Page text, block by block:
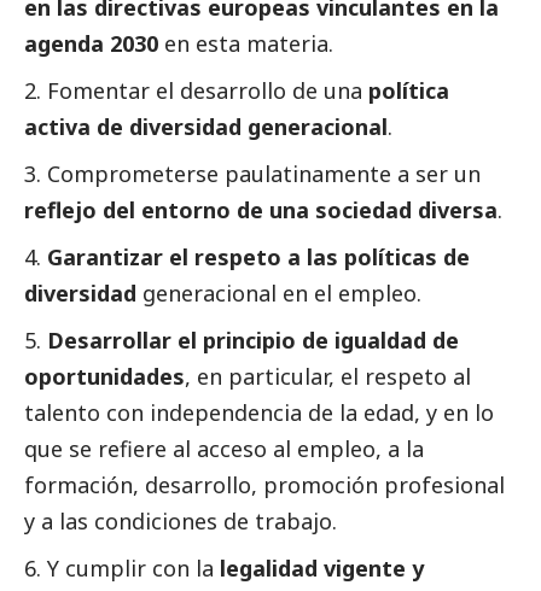
en las directivas europeas vinculantes en la
agenda 2030 en esta materia.
Fomentar el desarrollo de una política
activa de diversidad generacional.
Comprometerse paulatinamente a ser un
reflejo del entorno de una sociedad diversa.
Garantizar el respeto a las políticas de
diversidad generacional en el empleo.
Desarrollar el principio de igualdad de
oportunidades, en particular, el respeto al
talento con independencia de la edad, y en lo
que se refiere al acceso al empleo, a la
formación, desarrollo, promoción profesional
y a las condiciones de trabajo.
Y cumplir con la legalidad vigente y